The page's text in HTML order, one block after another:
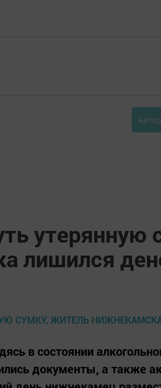
утерянную
лишился
в состоянии
документы, а также